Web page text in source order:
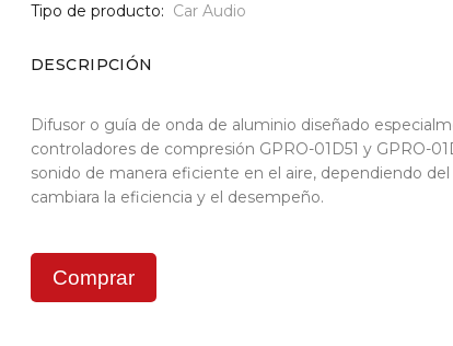
Tipo de producto: Car Audio
DESCRIPCIÓN
Difusor o guía de onda de aluminio diseñado
controladores de compresión GPRO-01D51 y GPRO-
sonido de manera eficiente en el aire, dependiendo
cambiara la eficiencia y el desempeño.
Comprar